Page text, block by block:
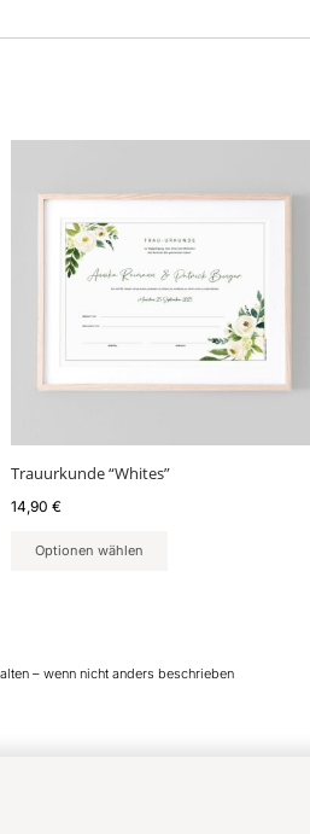
Trauurkunde “Whites”
14,90 €
Optionen wählen
– wenn nicht anders beschrieben